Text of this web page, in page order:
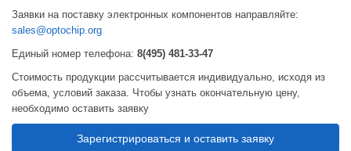
Заявки на поставку электронных компонентов направляйте:
sales@optochip.org
Единый номер телефона: 8(495) 481-33-47
Стоимость продукции рассчитывается индивидуально, исходя из
объема, условий заказа. Чтобы узнать окончательную цену,
необходимо оставить заявку
Зарегистрироваться и оставить заявку